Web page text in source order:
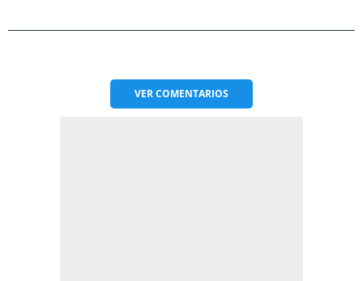
VERCOMENTARIOS